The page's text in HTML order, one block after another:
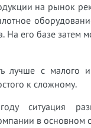
на рынок
На его базе затем
лучше с малого
к сложному.
ситуация
в основном